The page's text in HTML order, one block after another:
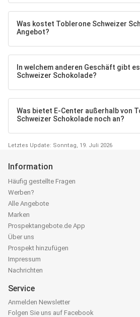
Was kostet Toblerone Schweizer
Angebot?
In welchem anderen Geschäft gibt
Schweizer Schokolade?
Was bietet E-Center außerhalb von
Schweizer Schokolade noch an?
Letztes Update: Sonntag, 19. Juli 2026
Information
Häufig gestellte Fragen
Werben?
Alle Angebote
Marken
Prospektangebote.de App
Über uns
Prospekt hinzufügen
Impressum
Nachrichten
Service
Anmelden Newsletter
Folgen Sie uns auf Facebook